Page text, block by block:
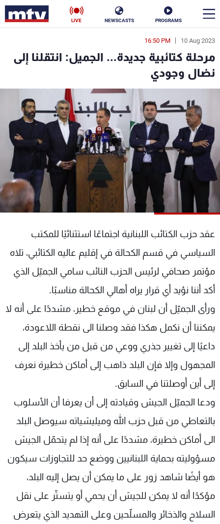
PROGRAMS
NEWSCASTS
LIVE
10 Aug 2023
16:50 PM
مرحلة كتائبية جديدة... الجميل: انتقلنا إلى
نضال وجودي
عقد حزب الكتائب اللبنانية اجتماعًا استثنائيًا للمكتب
السياسي في قسم الكحالة في إقليم عاليه الكتائبي، تلاه
مؤتمر صحافي لرئيس الحزب النائب سامي الجميّل الذي
أكد أننا نؤيد أي قرار يراه أهالي الكحالة مناسبًا.
ورأى الجميّل أن لبنان في موقع خطير، مشددًا على أنه لا
يمكننا أن نكمل هكذا فقد وصلنا الى نقطة اللاعودة،
داعيًا إلى تغيير جذري ووعي من قبل من يأخذ البلد إلى
المجهول وإلا فإن البلد ذاهب إلى أماكن خطيرة نعرف
إلى أين أوصلتنا في السابق.
ودعا الجميّل الجيش وقيادته إلى أن يعرفا أن الأسلوب
بالتعاطي من قبل حزب الله وميليشياته سيوصل البلد
الى أماكن خطيرة، مشددًا على أنه إذا لم يتحمّل الجيش
مسؤوليته بحماية اللبنانيين ووضع حد للتجاوزات سيكون
هو أيضًا شاهد زور على ما يمكن أن يصل إليه البلد،
مؤكدًا أنه لا يمكن للجيش أن يحمي أو يتستّر على نقل
السلاح والذخائر والمسلّحين وعلى التهديد الذي يتعرض
en
الأخبار
سياسة ناس
إقتصاد فن
منوعات رياضة
كأس العالم
البرامج
شاهد البرامج
عن MTV
الإنـتـاج
وظائف
تواصل معنا
شروط الإسـتخدام
سياسة الخصوصية